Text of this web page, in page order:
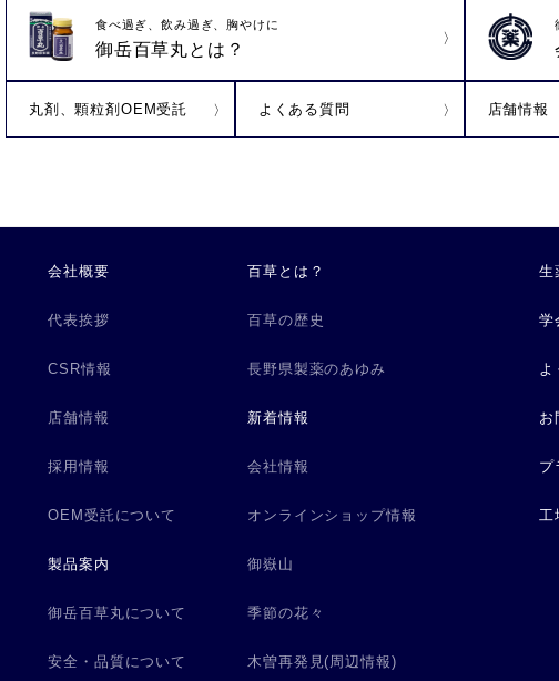
食べ過ぎ、飲み過ぎ、胸やけに
御岳百草丸とは？
丸剤、顆粒剤OEM受託 よくある質問 店舗情報
会社概要
代表挨拶
CSR情報
店舗情報
採用情報
OEM受託について
製品案内
御岳百草丸について
安全・品質について
百草とは？
百草の歴史
長野県製薬のあゆみ
新着情報
会社情報
オンラインショップ情報
御嶽山
季節の花々
木曽再発見(周辺情報)
生
学
よ
お
プ
工